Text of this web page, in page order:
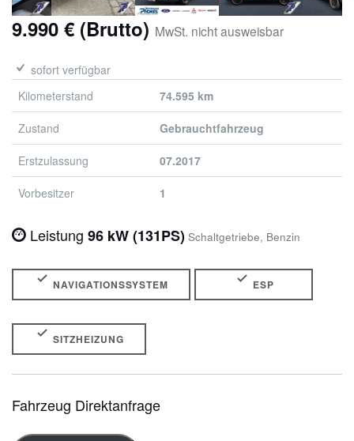
9.990 € (Brutto) MwSt. nicht ausweisbar
sofort verfügbar
Kilometerstand
74.595 km
Zustand Gebrauchtfahrzeug
Erstzulassung 07.2017
Vorbesitzer 1
Leistung 96 kW (131PS) Schaltgetriebe, Benzin
NAVIGATIONSSYSTEM ESP
SITZHEIZUNG
Fahrzeug Direktanfrage